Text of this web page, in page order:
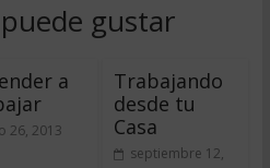
gustar
a
26, 2013
Trabajando
desde tu
Casa
septiembre 12,